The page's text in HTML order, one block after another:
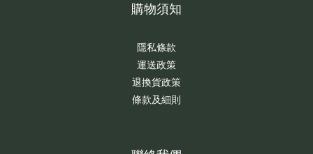
購物須知
隱私條款
運送政策
退換貨政策
條款及細則